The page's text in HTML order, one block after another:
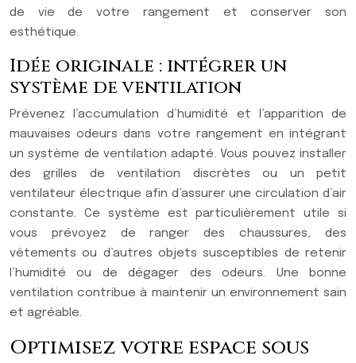
de vie de votre rangement et conserver son
esthétique.
Idée originale : intégrer un
système de ventilation
Prévenez l’accumulation d’humidité et l’apparition de
mauvaises odeurs dans votre rangement en intégrant
un système de ventilation adapté. Vous pouvez installer
des grilles de ventilation discrètes ou un petit
ventilateur électrique afin d’assurer une circulation d’air
constante. Ce système est particulièrement utile si
vous prévoyez de ranger des chaussures, des
vêtements ou d’autres objets susceptibles de retenir
l’humidité ou de dégager des odeurs. Une bonne
ventilation contribue à maintenir un environnement sain
et agréable.
Optimisez votre espace sous